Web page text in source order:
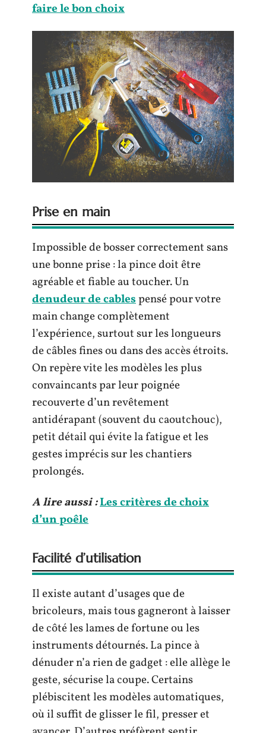
faire le bon choix
Prise en main
Impossible de bosser correctement sans
une bonne prise : la pince doit être
agréable et fiable au toucher. Un
denudeur de cablespensé pour votre
main change complètement
l’expérience, surtout sur les longueurs
de câbles fines ou dans des accès étroits.
On repère vite les modèles les plus
convaincants par leur poignée
recouverte d’un revêtement
antidérapant (souvent du caoutchouc),
petit détail qui évite la fatigue et les
gestes imprécis sur les chantiers
prolongés.
A lire aussi :Les critères de choix
d’un poêle
Facilité d’utilisation
Il existe autant d’usages que de
bricoleurs, mais tous gagneront à laisser
de côté les lames de fortune ou les
instruments détournés. La pince à
dénuder n’a rien de gadget : elle allège le
geste, sécurise la coupe. Certains
plébiscitent les modèles automatiques,
où il suffit de glisser le fil, presser et